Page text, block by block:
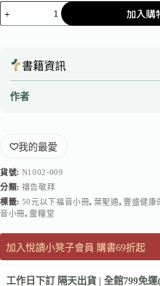
加入購
書籍資訊
作者
我的最愛
貨號: N1002-009
分類: 禱告敬拜
標籤: 50元以下福音小冊, 葉聖通, 豐盛健康
音小冊, 靈糧堂
加入悅讀小凳子會員 購書69折起
工作日下訂 隔天出貨 | 全館799免